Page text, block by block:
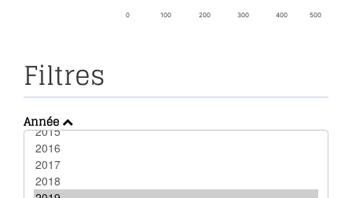
0 100 200 300 400 500
Filtres
Année